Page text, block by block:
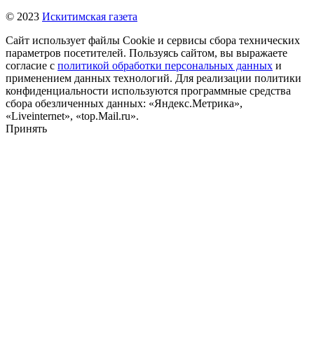
© 2023 Искитимская газета
Сайт использует файлы Cookie и сервисы сбора технических
параметров посетителей. Пользуясь сайтом, вы выражаете
согласие с политикой обработки персональных данных и
применением данных технологий. Для реализации политики
конфиденциальности используются программные средства
сбора обезличенных данных: «Яндекс.Метрика»,
«Liveinternet», «top.Mail.ru».
Принять